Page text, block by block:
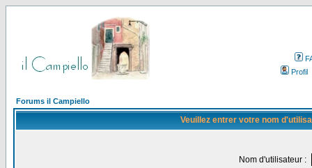
Profil
Forums il Campiello
Veuillez entrer votre nom
Nom d'utilisateur :